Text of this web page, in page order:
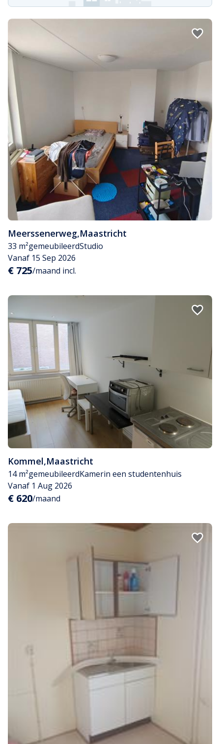
Meerssenerweg,Maastricht
33 m²gemeubileerdStudio
Vanaf 15 Sep 2026
€ 725/maand incl.
Kommel,Maastricht
14 m²gemeubileerdKamerin een studentenhuis
Vanaf 1 Aug 2026
€ 620/maand